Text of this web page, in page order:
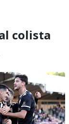
colista